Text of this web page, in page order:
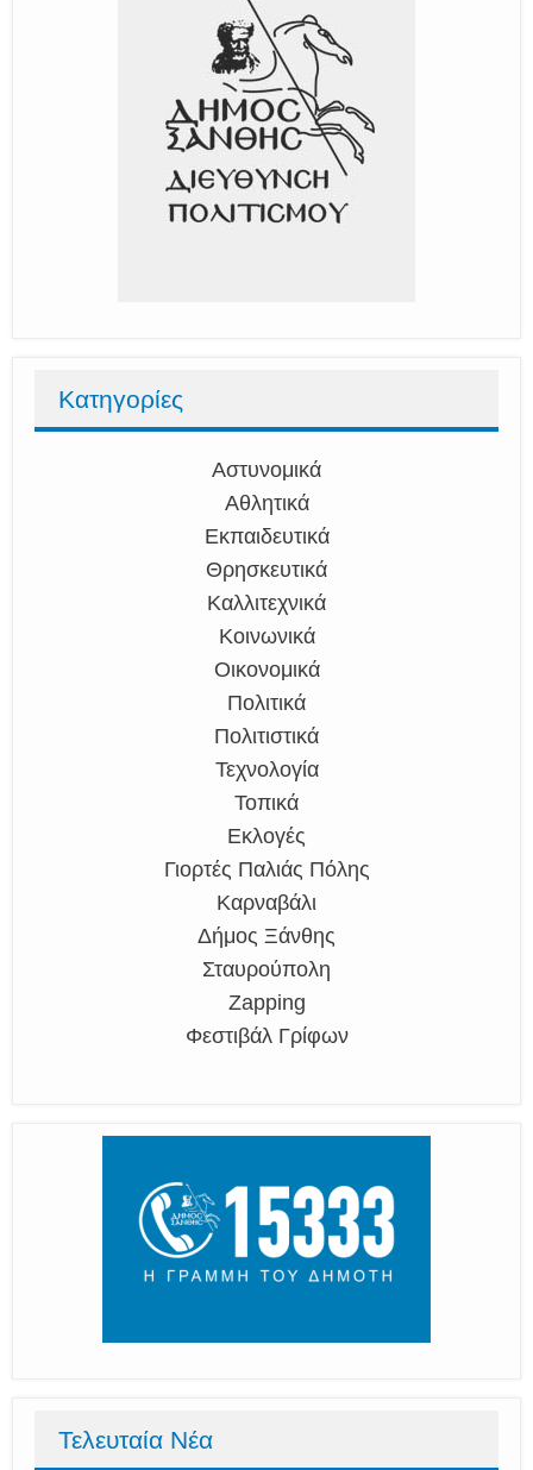
Κατηγορίες
Αστυνομικά
Αθλητικά
Εκπαιδευτικά
Θρησκευτικά
Καλλιτεχνικά
Κοινωνικά
Οικονομικά
Πολιτικά
Πολιτιστικά
Τεχνολογία
Τοπικά
Εκλογές
Γιορτές Παλιάς Πόλης
Καρναβάλι
Δήμος Ξάνθης
Σταυρούπολη
Zapping
Φεστιβάλ Γρίφων
Τελευταία Νέα